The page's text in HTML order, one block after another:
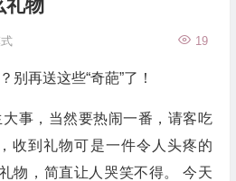
礼物
19
别再送这些“奇葩”了！
事，当然要热闹一番，请客吃
收到礼物可是一件令人头疼的
物，简直让人哭笑不得。 今天